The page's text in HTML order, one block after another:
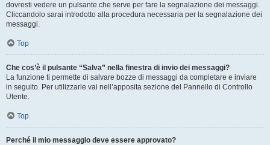
dovresti vedere un pulsante che serve per fare la segnalazione dei messaggi.
Cliccandolo sarai introdotto alla procedura necessaria per la segnalazione dei
messaggi.
Top
Che cos’è il pulsante “Salva” nella finestra di invio dei messaggi?
La funzione ti permette di salvare bozze di messaggi da completare e inviare
in seguito. Per utilizzarle vai nell’apposita sezione del Pannello di Controllo
Utente.
Top
Perché il mio messaggio deve essere approvato?